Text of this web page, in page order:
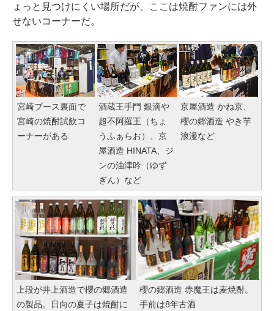
ょっと見つけにくい場所だが、ここは焼酎ファンには外
せないコーナーだ。
宮崎ブース裏面で
宮崎の焼酎試飲コ
ーナーがある
酒蔵王手門 銀滴や
超不阿羅王（ちょ
うふぁらお）、京
屋酒造 HINATA、ジ
ンの油津吟（ゆず
ぎん）など
京屋酒造 かね京、
櫻の郷酒造 やき芋
浪漫など
上段が井上酒造で櫻の郷酒造
の製品。日向の夏子は焼酎に
櫻の郷酒造 赤魔王は麦焼酎。
手前は8年古酒